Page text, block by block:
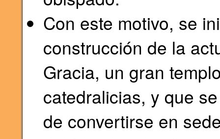
Con este motivo, se
construcción de la
Gracia, un gran
catedralicias, y que
de convertirse en